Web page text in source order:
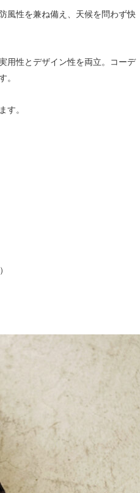
風性を兼ね備え、天候を問わず快
用性とデザイン性を両立。コーデ
。
す。